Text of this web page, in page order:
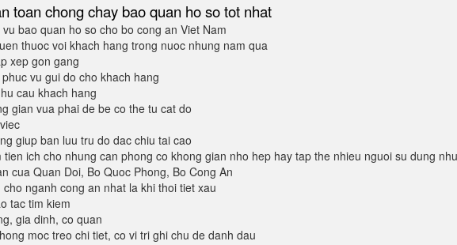
toan chong chay bao quan ho so tot nhat
bao quan ho so cho bo cong an Viet Nam
thuoc voi khach hang trong nuoc nhung nam qua
xep gon gang
vu gui do cho khach hang
cau khach hang
gian vua phai de be co the tu cat do
giup ban luu tru do dac chiu tai cao
ich cho nhung can phong co khong gian nho hep hay tap the nhieu nguoi su dung
cua Quan Doi, Bo Quoc Phong, Bo Cong An
nganh cong an nhat la khi thoi tiet xau
tac tim kiem
gia dinh, co quan
moc treo chi tiet, co vi tri ghi chu de danh dau